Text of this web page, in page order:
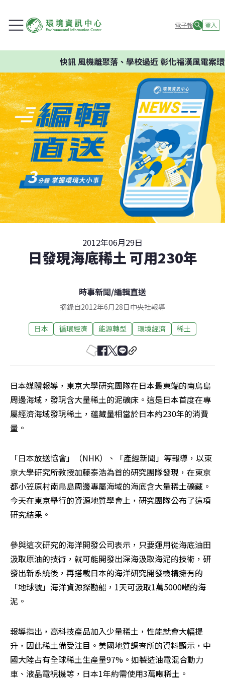
電子報 登入
快訊風機離聚落、學校過近 彰化福漢風電案環
2012年06月29日
日發現海底稀土 可用230年
時事新聞/編輯直送
摘錄自2012年6月28日中央社報導
日本 循環經濟 能源轉型 環境經濟 稀土
日本媒體報導，東京大學研究團隊在日本最東端的南鳥島
周邊海域，發現含大量稀土的泥礦床。這是日本首度在專
屬經濟海域發現稀土，蘊藏量相當於日本約230年的消費
量。
「日本放送協會」（NHK）、「產經新聞」等報導，以東
京大學研究所教授加藤泰浩為首的研究團隊發現，在東京
都小笠原村南鳥島周邊專屬海域的海底含大量稀土礦藏。
今天在東京舉行的資源地質學會上，研究團隊公布了這項
研究結果。
參與這次研究的海洋開發公司表示，只要運用從海底油田
汲取原油的技術，就可能開發出深海汲取海泥的技術，研
發出新系統後，再搭載日本的海洋研究開發機構擁有的
「地球號」海洋資源探勘船，1天可汲取1萬5000噸的海
泥。
報導指出，高科技產品加入少量稀土，性能就會大幅提
升，因此稀土備受注目。美國地質調查所的資料顯示，中
國大陸占有全球稀土生產量97%。如製造油電混合動力
車、液晶電視機等，日本1年約需使用3萬噸稀土。